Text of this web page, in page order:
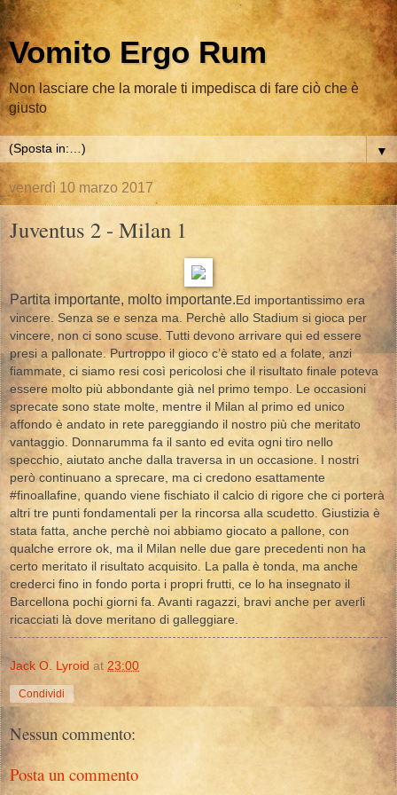
Vomito Ergo Rum
Non lasciare che la morale ti impedisca di fare ciò che è
giusto
▼
venerdì 10 marzo 2017
Juventus 2 - Milan 1
Partita importante, molto importante. Ed importantissimo era
vincere. Senza se e senza ma. Perchè allo Stadium si gioca per
vincere, non ci sono scuse. Tutti devono arrivare qui ed essere
presi a pallonate. Purtroppo il gioco c’è stato ed a folate, anzi
fiammate, ci siamo resi così pericolosi che il risultato finale poteva
essere molto più abbondante già nel primo tempo. Le occasioni
sprecate sono state molte, mentre il Milan al primo ed unico
affondo è andato in rete pareggiando il nostro più che meritato
vantaggio. Donnarumma fa il santo ed evita ogni tiro nello
specchio, aiutato anche dalla traversa in un occasione. I nostri
però continuano a sprecare, ma ci credono esattamente
#finoallafine, quando viene fischiato il calcio di rigore che ci porterà
altri tre punti fondamentali per la rincorsa alla scudetto. Giustizia è
stata fatta, anche perchè noi abbiamo giocato a pallone, con
qualche errore ok, ma il Milan nelle due gare precedenti non ha
certo meritato il risultato acquisito. La palla è tonda, ma anche
crederci fino in fondo porta i propri frutti, ce lo ha insegnato il
Barcellona pochi giorni fa. Avanti ragazzi, bravi anche per averli
ricacciati là dove meritano di galleggiare.
Jack O. Lyroid at 23:00
Condividi
Nessun commento:
Posta un commento